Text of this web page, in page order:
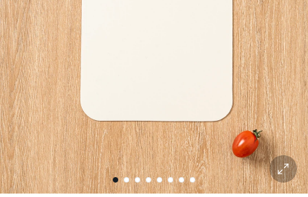
1 2 3 4 5 6 7 8
확대 보기